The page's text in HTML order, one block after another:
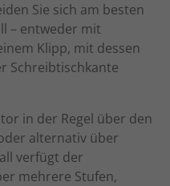
Sie sich am besten
– entweder mit
Klipp, mit dessen
Schreibtischkante
in der Regel über den
alternativ über
verfügt der
mehrere Stufen,